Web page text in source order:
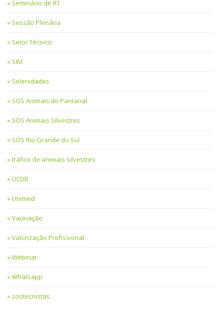
Seminário de RT
Sessão Plenária
Setor Técnico
SIM
Solenidades
SOS Animais do Pantanal
SOS Animais Silvestres
SOS Rio Grande do Sul
tráfico de animais silvestres
UCDB
Unimed
Vacinação
Valorização Profissional
Webinar
Whatsapp
zootecnistas